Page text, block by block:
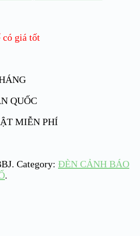
có giá tốt
QUỐC
MIỄN PHÍ
. Category: ĐÈN CẢNH BÁO
.